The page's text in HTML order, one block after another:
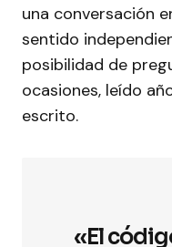
una conversación
sentido
posibilidad de
ocasiones, leído
escrito.
«El